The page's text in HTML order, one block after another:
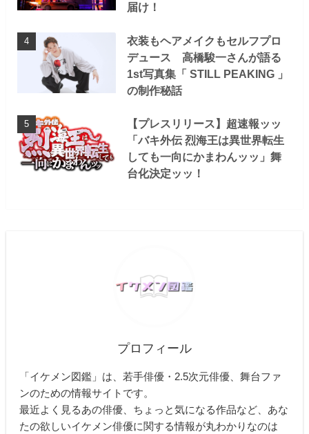
届け！
衣装もヘアメイクもセルフプロ
デュース 高橋駿一さんが語る
1st写真集「 STILL PEAKING 」
の制作秘話
【プレスリリース】超速報ッッ
「バキ外伝 烈海王は異世界転生
しても一向にかまわんッッ」舞
台化決定ッッ！
プロフィール
「イケメン図鑑」は、若手俳優・2.5次元俳優、舞台ファ
ンのための情報サイトです。
最近よく見るあの俳優、ちょっと気になる作品など、あな
たの欲しいイケメン俳優に関する情報が丸わかりなのは